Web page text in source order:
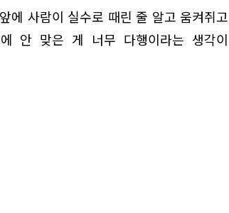
에 사람이 실수로 때린 줄 알고 움켜쥐고
안 맞은 게 너무 다행이라는 생각이